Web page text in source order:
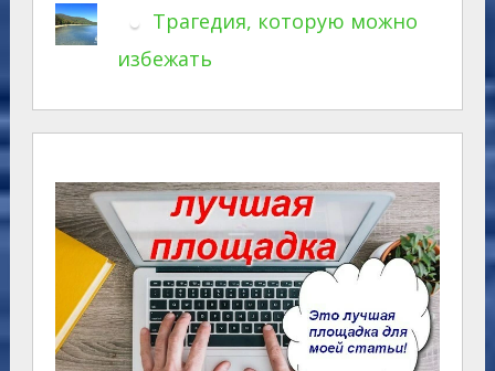
Трагедия, которую можно
избежать